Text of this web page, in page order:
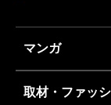
マンガ
取材・ファッ